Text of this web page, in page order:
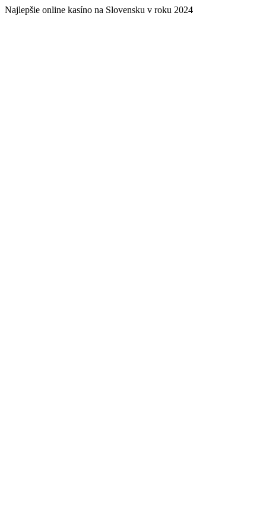
Najlepšie online kasíno na Slovensku v roku 2024